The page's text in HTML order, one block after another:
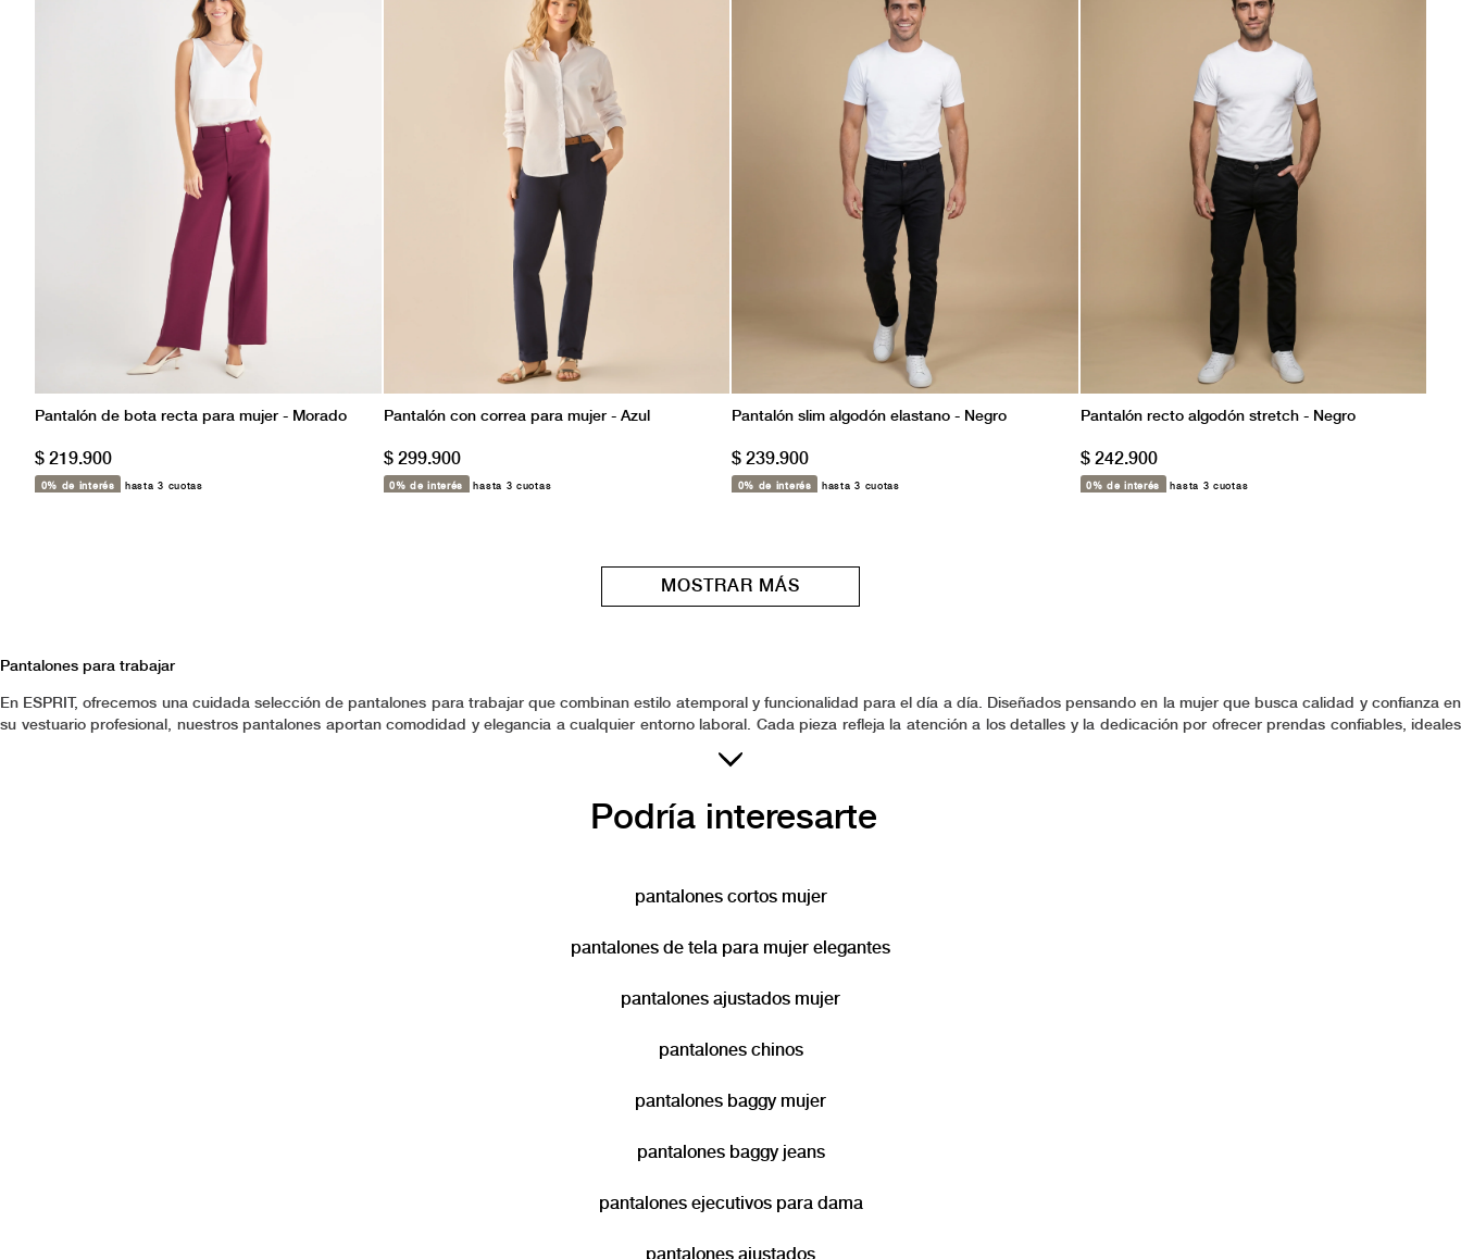
Pantalón de bota recta para mujer - Morado
$ 219.900
0% de interés hasta 3 cuotas
Pantalón con correa para mujer - Azul
$ 299.900
0% de interés hasta 3 cuotas
Pantalón slim algodón elastano - Negro
$ 239.900
0% de interés hasta 3 cuotas
Pantalón recto algodón stretch - Negro
$ 242.900
0% de interés hasta 3 cuotas
MOSTRAR MÁS
Pantalones para trabajar
En ESPRIT, ofrecemos una cuidada selección de pantalones para trabajar que combinan estilo atemporal y funcionalidad para el día a día. Diseñados pensando en la mujer que busca calidad y confianza en
su vestuario profesional, nuestros pantalones aportan comodidad y elegancia a cualquier entorno laboral. Cada pieza refleja la atención a los detalles y la dedicación por ofrecer prendas confiables, ideales
que inspira seguridad y actitud positiva en cada jornada. Confía en ESRPRIT para acompañarte con moda de calidad que complementa tu manera única de vivir y desempeñarte con excelencia.
Podría interesarte
pantalones cortos mujer
pantalones de tela para mujer elegantes
pantalones ajustados mujer
pantalones chinos
pantalones baggy mujer
pantalones baggy jeans
pantalones ejecutivos para dama
pantalones ajustados